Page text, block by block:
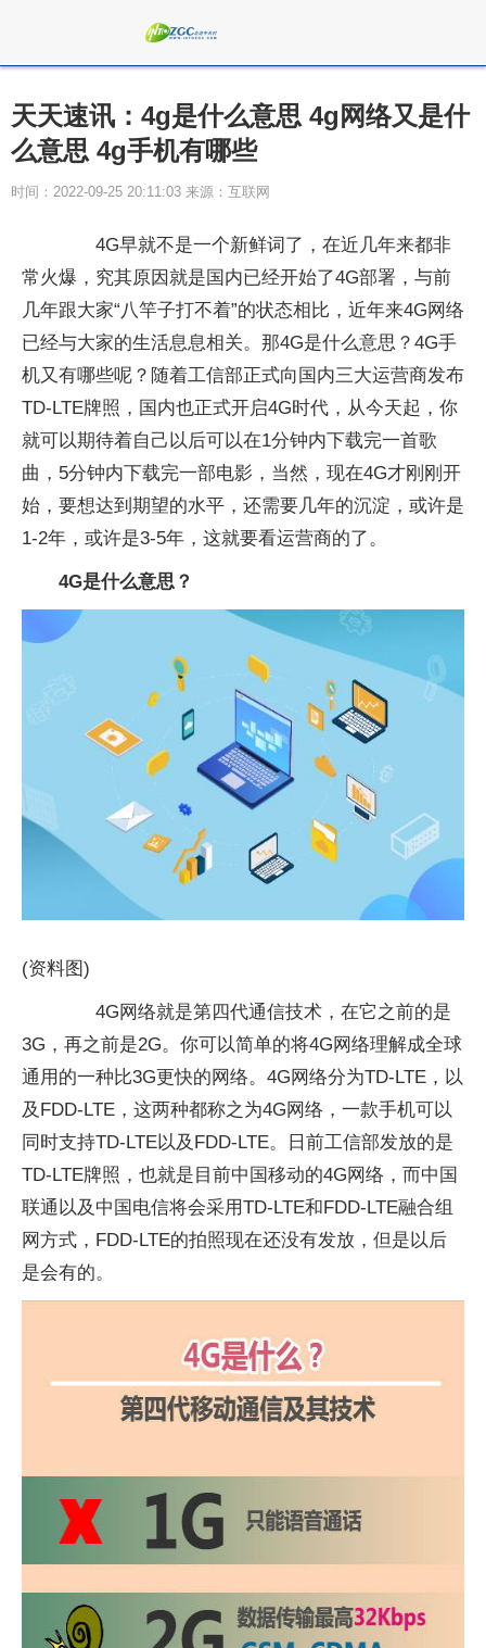
天天速讯：4g是什么意思 4g网络又是什
么意思 4g手机有哪些
时间：2022-09-25 20:11:03 来源：互联网
4G早就不是一个新鲜词了，在近几年来都非
常火爆，究其原因就是国内已经开始了4G部署，与前
几年跟大家“八竿子打不着”的状态相比，近年来4G网络
已经与大家的生活息息相关。那4G是什么意思？4G手
机又有哪些呢？随着工信部正式向国内三大运营商发布
TD-LTE牌照，国内也正式开启4G时代，从今天起，你
就可以期待着自己以后可以在1分钟内下载完一首歌
曲，5分钟内下载完一部电影，当然，现在4G才刚刚开
始，要想达到期望的水平，还需要几年的沉淀，或许是
1-2年，或许是3-5年，这就要看运营商的了。
4G是什么意思？
(资料图)
4G网络就是第四代通信技术，在它之前的是
3G，再之前是2G。你可以简单的将4G网络理解成全球
通用的一种比3G更快的网络。4G网络分为TD-LTE，以
及FDD-LTE，这两种都称之为4G网络，一款手机可以
同时支持TD-LTE以及FDD-LTE。日前工信部发放的是
TD-LTE牌照，也就是目前中国移动的4G网络，而中国
联通以及中国电信将会采用TD-LTE和FDD-LTE融合组
网方式，FDD-LTE的拍照现在还没有发放，但是以后
是会有的。